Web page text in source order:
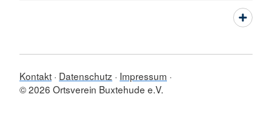
Kontakt Datenschutz
Impressum
© 2026 Ortsverein Buxtehude e.V.